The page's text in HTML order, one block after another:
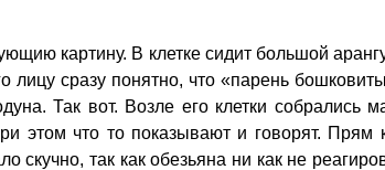
картину. В клетке сидит большой
сразу понятно, что «парень
Так вот. Возле его клетки собрались
этом что то показывают и говорят. Прям
скучно, так как обезьяна ни как не